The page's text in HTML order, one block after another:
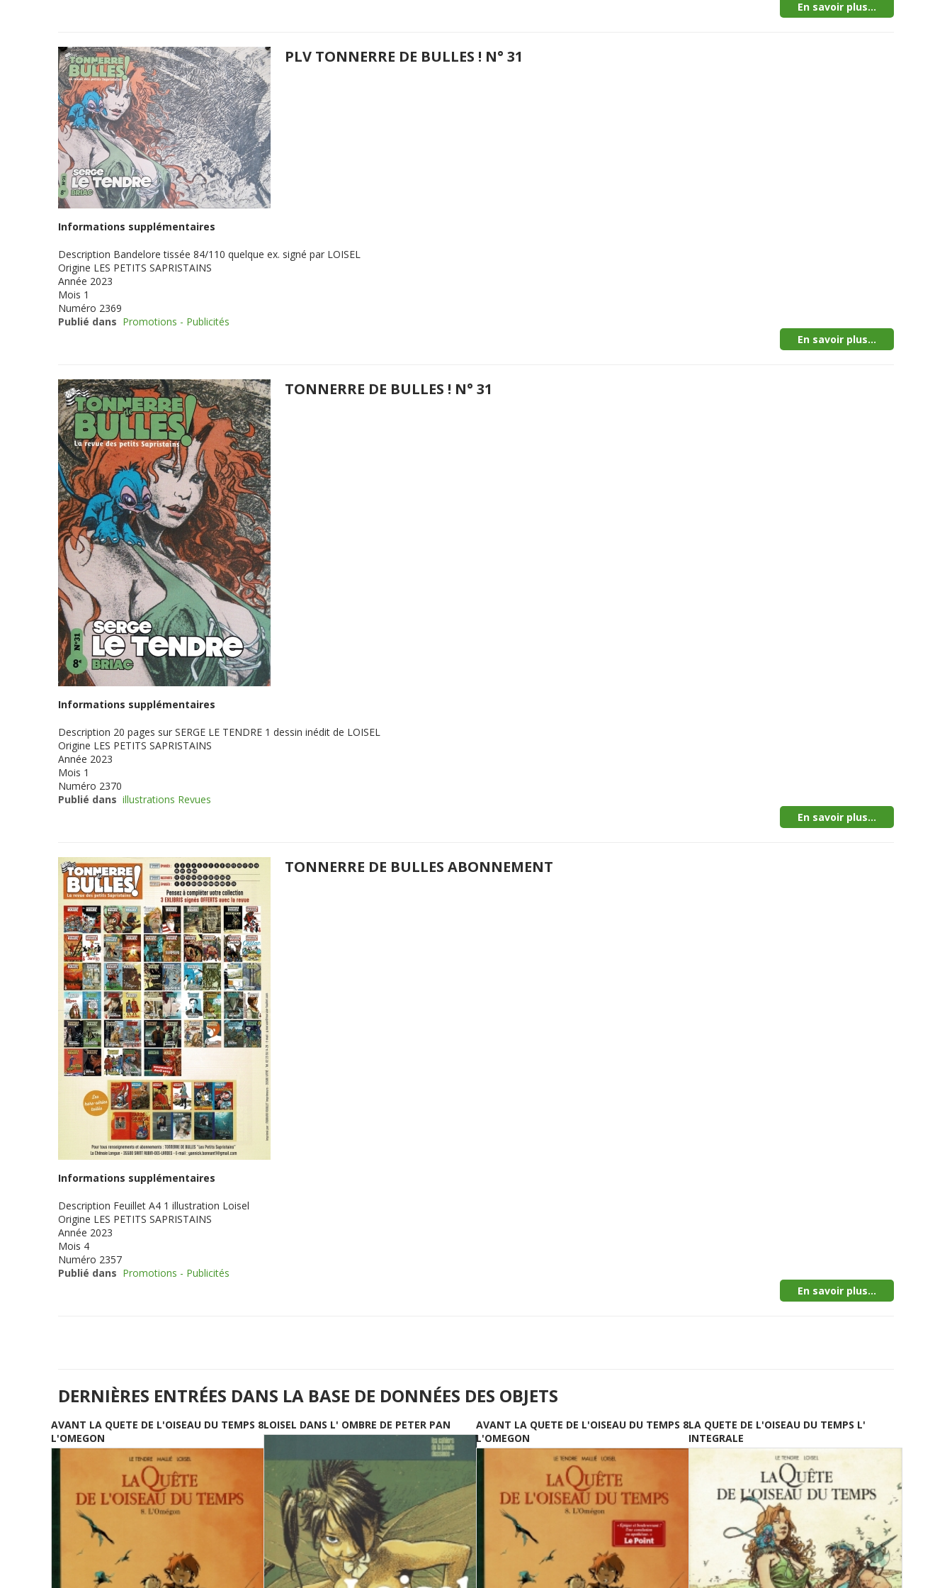
En savoir plus...
PLV TONNERRE DE BULLES ! N° 31
Informations supplémentaires
Description Bandelore tissée 84/110 quelque ex. signé par LOISEL
Origine LES PETITS SAPRISTAINS
Année 2023
Mois 1
Numéro 2369
Publié dans Promotions - Publicités
En savoir plus...
TONNERRE DE BULLES ! N° 31
Informations supplémentaires
Description 20 pages sur SERGE LE TENDRE 1 dessin inédit de LOISEL
Origine LES PETITS SAPRISTAINS
Année 2023
Mois 1
Numéro 2370
Publié dans illustrations Revues
En savoir plus...
TONNERRE DE BULLES ABONNEMENT
Informations supplémentaires
Description Feuillet A4 1 illustration Loisel
Origine LES PETITS SAPRISTAINS
Année 2023
Mois 4
Numéro 2357
Publié dans Promotions - Publicités
En savoir plus...
DERNIÈRES ENTRÉES DANS LA BASE DE DONNÉES DES OBJETS
AVANT LA QUETE DE L'OISEAU DU TEMPS 8
L'OMEGON
LOISEL DANS L' OMBRE DE PETER PAN
AVANT LA QUETE DE L'OISEAU DU TEMPS 8
L'OMEGON
LA QUETE DE L'OISEAU DU TEMPS L'
INTEGRALE